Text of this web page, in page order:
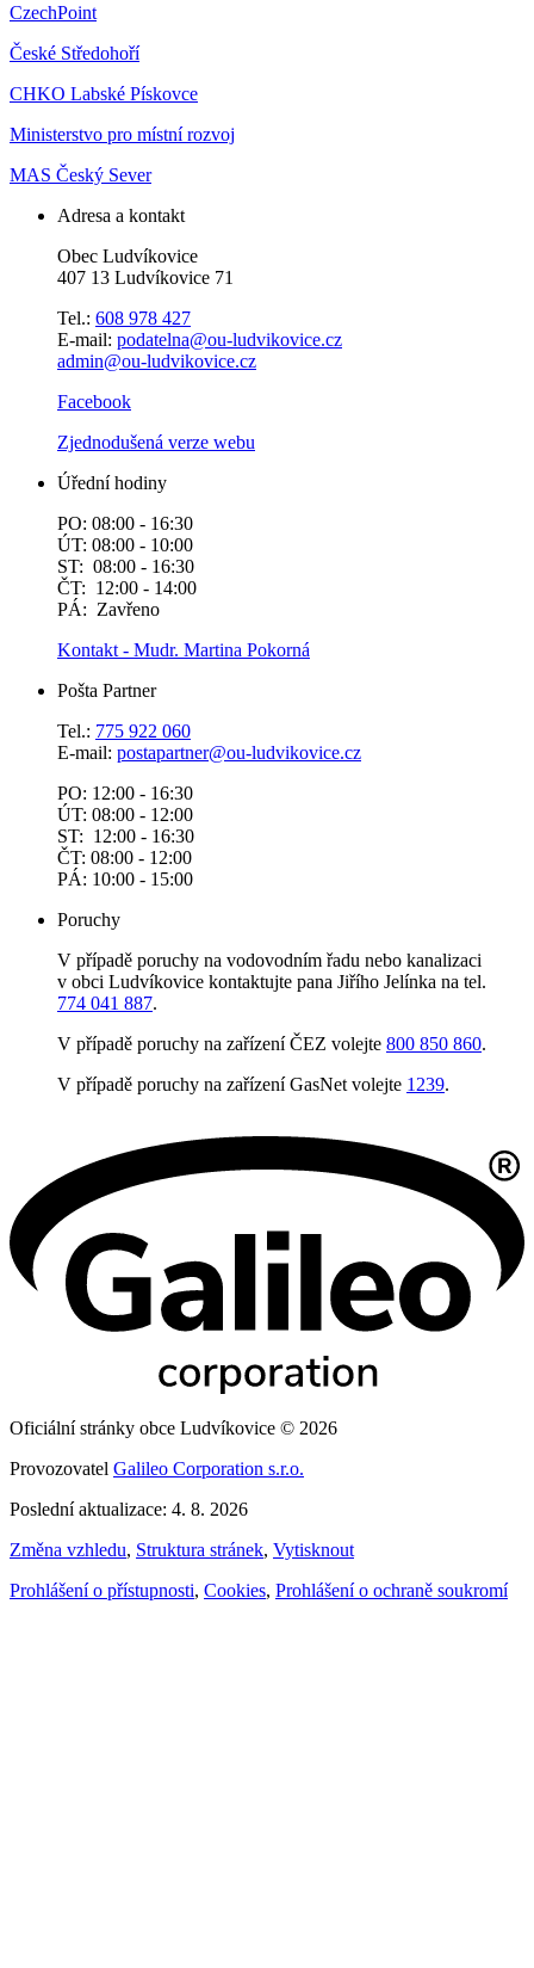
CzechPoint
České Středohoří
CHKO Labské Pískovce
Ministerstvo pro místní rozvoj
MAS Český Sever
Adresa a kontakt
Obec Ludvíkovice
407 13 Ludvíkovice 71
Tel.: 608 978 427
E-mail: podatelna@ou-ludvikovice.cz
admin@ou-ludvikovice.cz
Facebook
Zjednodušená verze webu
Úřední hodiny
PO: 08:00 - 16:30
ÚT: 08:00 - 10:00
ST: 08:00 - 16:30
ČT: 12:00 - 14:00
PÁ: Zavřeno
Kontakt - Mudr. Martina Pokorná
Pošta Partner
Tel.: 775 922 060
E-mail: postapartner@ou-ludvikovice.cz
PO: 12:00 - 16:30
ÚT: 08:00 - 12:00
ST: 12:00 - 16:30
ČT: 08:00 - 12:00
PÁ: 10:00 - 15:00
Poruchy
V případě poruchy na vodovodním řadu nebo kanalizaci
v obci Ludvíkovice kontaktujte pana Jiřího Jelínka na tel.
774 041 887.
V případě poruchy na zařízení ČEZ volejte 800 850 860.
V případě poruchy na zařízení GasNet volejte 1239.
Oficiální stránky obce Ludvíkovice © 2026
Provozovatel Galileo Corporation s.r.o.
Poslední aktualizace: 4. 8. 2026
Změna vzhledu, Struktura stránek, Vytisknout
Prohlášení o přístupnosti, Cookies, Prohlášení o ochraně soukromí